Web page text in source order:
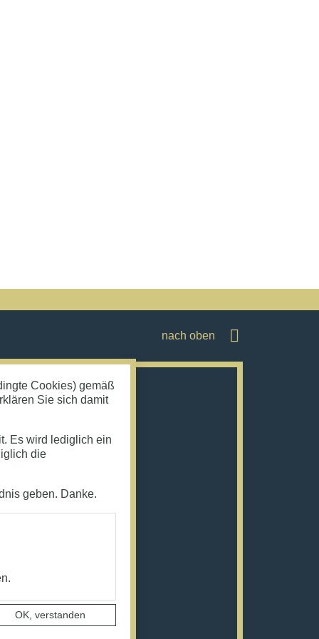
Cookies) gemäß
Sie sich damit
Es wird lediglich ein
die
geben. Danke.
OK, verstanden
nach oben